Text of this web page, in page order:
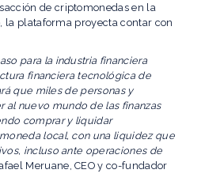
de criptomonedas en la
la plataforma proyecta contar con
para la industria financiera
financiera tecnológica de
que miles de personas y
al nuevo mundo de las finanzas
comprar y liquidar
local, con una liquidez que
incluso ante operaciones de
Meruane, CEO y co-fundador